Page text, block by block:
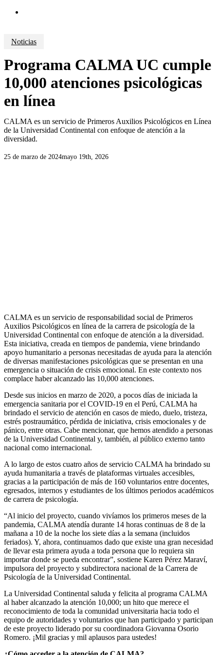
Noticias
Programa CALMA UC cumple
10,000 atenciones psicológicas
en línea
CALMA es un servicio de Primeros Auxilios Psicológicos en Línea
de la Universidad Continental con enfoque de atención a la
diversidad.
25 de marzo de 2024mayo 19th, 2026
CALMA es un servicio de responsabilidad social de Primeros
Auxilios Psicológicos en línea de la carrera de psicología de la
Universidad Continental con enfoque de atención a la diversidad.
Esta iniciativa, creada en tiempos de pandemia, viene brindando
apoyo humanitario a personas necesitadas de ayuda para la atención
de diversas manifestaciones psicológicas que se presentan en una
emergencia o situación de crisis emocional. En este contexto nos
complace haber alcanzado las 10,000 atenciones.
Desde sus inicios en marzo de 2020, a pocos días de iniciada la
emergencia sanitaria por el COVID-19 en el Perú, CALMA ha
brindado el servicio de atención en casos de miedo, duelo, tristeza,
estrés postraumático, pérdida de iniciativa, crisis emocionales y de
pánico, entre otras. Cabe mencionar, que hemos atendido a personas
de la Universidad Continental y, también, al público externo tanto
nacional como internacional.
A lo largo de estos cuatro años de servicio CALMA ha brindado su
ayuda humanitaria a través de plataformas virtuales accesibles,
gracias a la participación de más de 160 voluntarios entre docentes,
egresados, internos y estudiantes de los últimos periodos académicos
de carrera de psicología.
“Al inicio del proyecto, cuando vivíamos los primeros meses de la
pandemia, CALMA atendía durante 14 horas continuas de 8 de la
mañana a 10 de la noche los siete días a la semana (incluidos
feriados). Y, ahora, continuamos dado que existe una gran necesidad
de llevar esta primera ayuda a toda persona que lo requiera sin
importar donde se pueda encontrar”, sostiene Karen Pérez Maraví,
impulsora del proyecto y subdirectora nacional de la Carrera de
Psicología de la Universidad Continental.
La Universidad Continental saluda y felicita al programa CALMA
al haber alcanzado la atención 10,000; un hito que merece el
reconocimiento de toda la comunidad universitaria hacia todo el
equipo de autoridades y voluntarios que han participado y participan
de este proyecto liderado por su coordinadora Giovanna Osorio
Romero. ¡Mil gracias y mil aplausos para ustedes!